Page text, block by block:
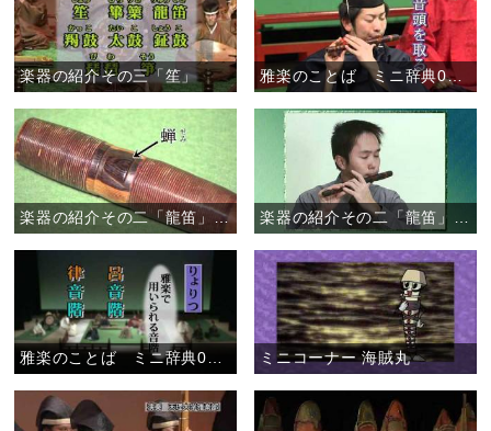
楽器の紹介その三「笙」 雅楽のことば ミニ辞典03 「音頭」
楽器の紹介その二「龍笛」（２／２）
雅楽のことば ミニ辞典02 「ろれつが回らない」 ミニコーナー 海賊丸